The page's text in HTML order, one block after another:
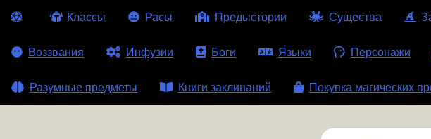
Классы Расы Предыстории Существа
Воззвания Инфузии Боги Языки Персонажи
Разумные предметы Книги заклинаний Покупка магических